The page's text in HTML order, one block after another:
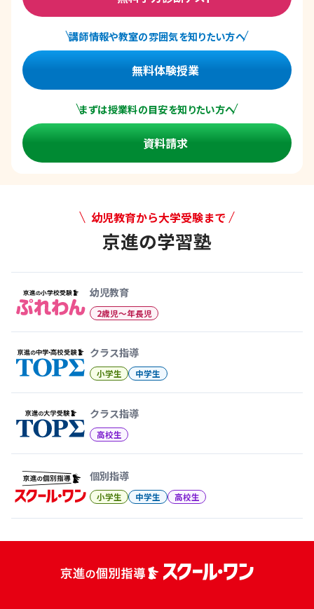
講師情報や教室の雰囲気を知りたい方へ
無料体験授業
まずは授業料の目安を知りたい方へ
資料請求
幼児教育から大学受験まで
京進の学習塾
幼児教育
2歳児〜年長児
クラス指導
小学生 中学生
クラス指導
高校生
個別指導
小学生 中学生 高校生